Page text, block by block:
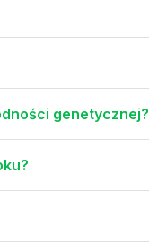
genetycznej?